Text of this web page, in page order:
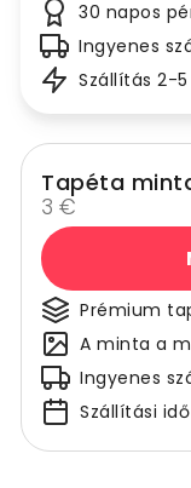
30 napos
Ingyenes
Szállítás 2-
Tapéta
3 €
Prémium
A minta a
Ingyenes
Szállítási